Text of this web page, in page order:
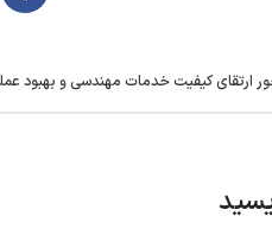
ارتقای کیفیت خدمات مهندسی و بهبود